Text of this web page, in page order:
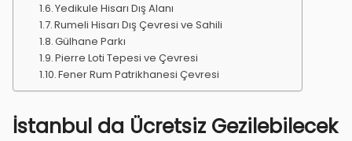
Yedikule Hisarı Dış Alanı
Rumeli Hisarı Dış Çevresi ve Sahili
Gülhane Parkı
Pierre Loti Tepesi ve Çevresi
Fener Rum Patrikhanesi Çevresi
İstanbul da Ücretsiz Gezilebilecek